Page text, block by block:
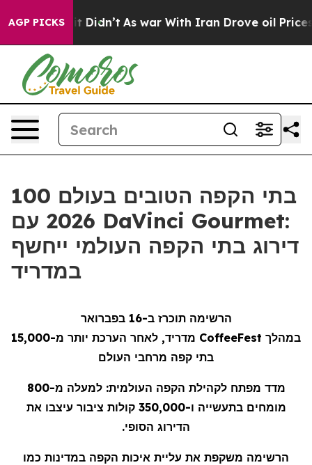
AGP PICKS
it Didn’t As war With Iran Drove oil Prices
100 בתי הקפה הטובים בעולם
2026 עם DaVinci Gourmet:
דירוג בתי הקפה העולמי ייחשף
במדריד
הרשימה תוכרז ב-16 בפברואר
במהלך CoffeeFest
מדריד, לאחר הערכת יותר מ-15,000
בתי קפה מרחבי העולם
מדד מפתח לקהילת הקפה העולמית: למעלה מ-800
מומחים בתעשייה ו-350,000 קולות ציבור עיצבו את
הדירוג הסופי.
הרשימה משקפת את עליית איכות הקפה במדינות כמו